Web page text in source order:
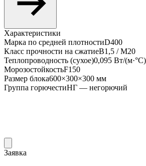
Характеристики
Марка по средней плотностиD400
Класс прочности на сжатиеВ1,5 / М20
Теплопроводность (сухое)0,095 Вт/(м·°С)
МорозостойкостьF150
Размер блока600×300×300 мм
Группа горючестиНГ — негорючий
Заявка